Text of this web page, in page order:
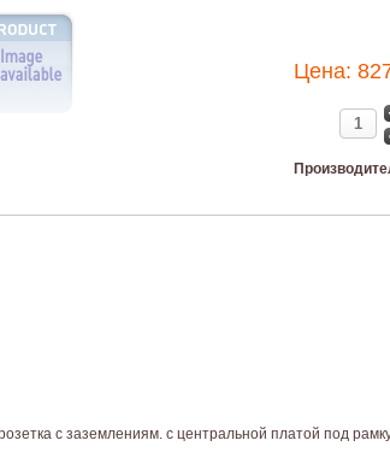
Цена:
с заземлениям. с центральной платой под